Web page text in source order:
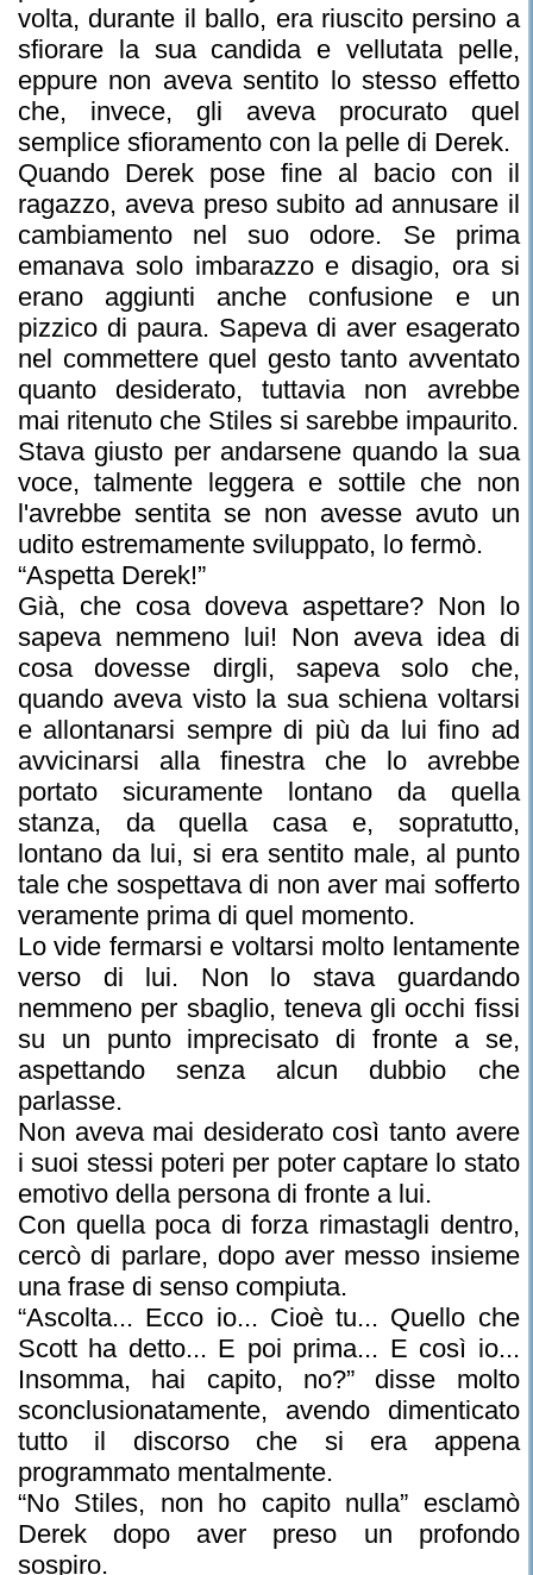
volta, durante il ballo, era riuscito persino a
sfiorare la sua candida e vellutata pelle,
eppure non aveva sentito lo stesso effetto
che, invece, gli aveva procurato quel
semplice sfioramento con la pelle di Derek.
Quando Derek pose fine al bacio con il
ragazzo, aveva preso subito ad annusare il
cambiamento nel suo odore. Se prima
emanava solo imbarazzo e disagio, ora si
erano aggiunti anche confusione e un
pizzico di paura. Sapeva di aver esagerato
nel commettere quel gesto tanto avventato
quanto desiderato, tuttavia non avrebbe
mai ritenuto che Stiles si sarebbe impaurito.
Stava giusto per andarsene quando la sua
voce, talmente leggera e sottile che non
l'avrebbe sentita se non avesse avuto un
udito estremamente sviluppato, lo fermò.
“Aspetta Derek!”
Già, che cosa doveva aspettare? Non lo
sapeva nemmeno lui! Non aveva idea di
cosa dovesse dirgli, sapeva solo che,
quando aveva visto la sua schiena voltarsi
e allontanarsi sempre di più da lui fino ad
avvicinarsi alla finestra che lo avrebbe
portato sicuramente lontano da quella
stanza, da quella casa e, sopratutto,
lontano da lui, si era sentito male, al punto
tale che sospettava di non aver mai sofferto
veramente prima di quel momento.
Lo vide fermarsi e voltarsi molto lentamente
verso di lui. Non lo stava guardando
nemmeno per sbaglio, teneva gli occhi fissi
su un punto imprecisato di fronte a se,
aspettando senza alcun dubbio che
parlasse.
Non aveva mai desiderato così tanto avere
i suoi stessi poteri per poter captare lo stato
emotivo della persona di fronte a lui.
Con quella poca di forza rimastagli dentro,
cercò di parlare, dopo aver messo insieme
una frase di senso compiuta.
“Ascolta... Ecco io... Cioè tu... Quello che
Scott ha detto... E poi prima... E così io...
Insomma, hai capito, no?” disse molto
sconclusionatamente, avendo dimenticato
tutto il discorso che si era appena
programmato mentalmente.
“No Stiles, non ho capito nulla” esclamò
Derek dopo aver preso un profondo
sospiro.